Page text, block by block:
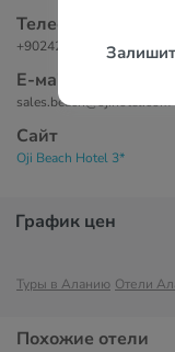
Телефоны
+90242 524 51 08
Е-маil
sales.beach@ojihotel.com
Сайт
Oji Beach Hotel 3*
График цен
Туры в Аланию Отели
Похожие отели